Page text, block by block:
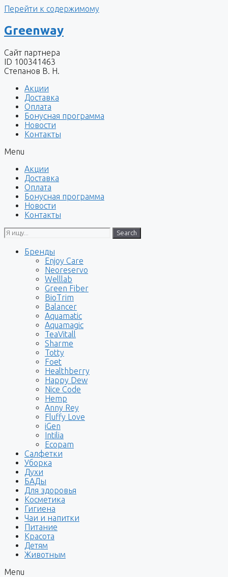
Перейти к содержимому
Greenway
Сайт партнера
ID 100341463
Степанов В. Н.
Акции
Доставка
Оплата
Бонусная программа
Новости
Контакты
Menu
Акции
Доставка
Оплата
Бонусная программа
Новости
Контакты
Search
Бренды
Enjoy Care
Neoreservo
Welllab
Green Fiber
BioTrim
Balancer
Aquamatic
Aquamagic
TeaVitall
Sharme
Totty
Foet
Healthberry
Happy Dew
Nice Code
Hemp
Anny Rey
Fluffy Love
iGen
Intilia
Ecopam
Салфетки
Уборка
Духи
БАДы
Для здоровья
Косметика
Гигиена
Чаи и напитки
Питание
Красота
Детям
Животным
Menu